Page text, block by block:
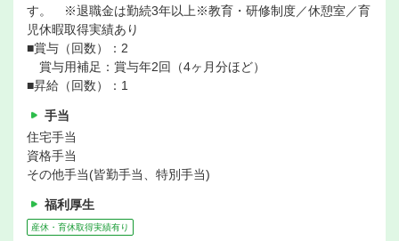
す。 ※退職金は勤続3年以上※教育・研修制度／休憩室／育
児休暇取得実績あり
■賞与（回数）：2
賞与用補足：賞与年2回（4ヶ月分ほど）
■昇給（回数）：1
手当
住宅手当
資格手当
その他手当(皆勤手当、特別手当)
福利厚生
産休・育休取得実績有り